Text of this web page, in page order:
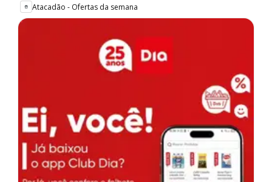
Atacadão - Ofertas da semana